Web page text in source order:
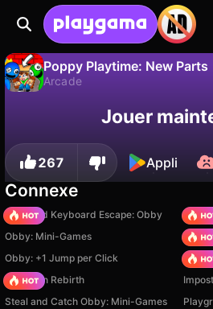
Poppy Playtime: New Parts
Arcade
progression !
Non
Jouer
267 Appli
Connexe
+1 Speed Keyboard Escape: Obby
Barry
Obby: Mini-Games
Arrow
Obby: +1 Jump per Click
Piece
Stickman Rebirth
Steal and Catch Obby: Mini-Games